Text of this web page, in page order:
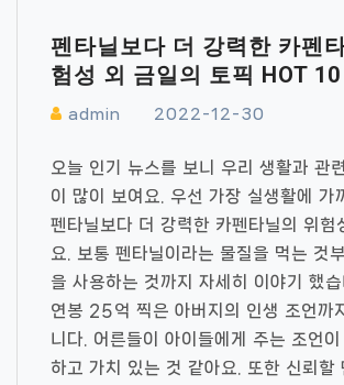
펜타닐보다 더 강력한 카펜
험성 외 금일의 토픽 HOT 10
admin 2022-12-30
오늘 인기 뉴스를 보니 우리 생활과 관
이 많이 보여요. 우선 가장 실생활에 가
펜타닐보다 더 강력한 카펜타닐의 위험
요. 보통 펜타닐이라는 물질을 먹는 것
을 사용하는 것까지 자세히 이야기 했
연봉 25억 찍은 아버지의 인생 조언까
니다. 어른들이 아이들에게 주는 조언
하고 가치 있는 것 같아요. 또한 신뢰할